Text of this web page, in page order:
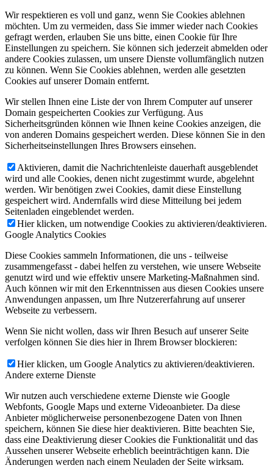
Wir respektieren es voll und ganz, wenn Sie Cookies ablehnen
möchten. Um zu vermeiden, dass Sie immer wieder nach Cookies
gefragt werden, erlauben Sie uns bitte, einen Cookie für Ihre
Einstellungen zu speichern. Sie können sich jederzeit abmelden oder
andere Cookies zulassen, um unsere Dienste vollumfänglich nutzen
zu können. Wenn Sie Cookies ablehnen, werden alle gesetzten
Cookies auf unserer Domain entfernt.
Wir stellen Ihnen eine Liste der von Ihrem Computer auf unserer
Domain gespeicherten Cookies zur Verfügung. Aus
Sicherheitsgründen können wie Ihnen keine Cookies anzeigen, die
von anderen Domains gespeichert werden. Diese können Sie in den
Sicherheitseinstellungen Ihres Browsers einsehen.
Aktivieren, damit die Nachrichtenleiste dauerhaft ausgeblendet
wird und alle Cookies, denen nicht zugestimmt wurde, abgelehnt
werden. Wir benötigen zwei Cookies, damit diese Einstellung
gespeichert wird. Andernfalls wird diese Mitteilung bei jedem
Seitenladen eingeblendet werden.
Hier klicken, um notwendige Cookies zu aktivieren/deaktivieren.
Google Analytics Cookies
Diese Cookies sammeln Informationen, die uns - teilweise
zusammengefasst - dabei helfen zu verstehen, wie unsere Webseite
genutzt wird und wie effektiv unsere Marketing-Maßnahmen sind.
Auch können wir mit den Erkenntnissen aus diesen Cookies unsere
Anwendungen anpassen, um Ihre Nutzererfahrung auf unserer
Webseite zu verbessern.
Wenn Sie nicht wollen, dass wir Ihren Besuch auf unserer Seite
verfolgen können Sie dies hier in Ihrem Browser blockieren:
Hier klicken, um Google Analytics zu aktivieren/deaktivieren.
Andere externe Dienste
Wir nutzen auch verschiedene externe Dienste wie Google
Webfonts, Google Maps und externe Videoanbieter. Da diese
Anbieter möglicherweise personenbezogene Daten von Ihnen
speichern, können Sie diese hier deaktivieren. Bitte beachten Sie,
dass eine Deaktivierung dieser Cookies die Funktionalität und das
Aussehen unserer Webseite erheblich beeinträchtigen kann. Die
Änderungen werden nach einem Neuladen der Seite wirksam.